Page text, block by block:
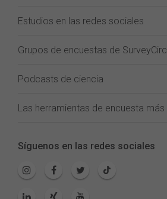
Estudios en las redes sociales
Grupos de encuestas de
Podcasts de ciencia
Las herramientas de encuesta
Síguenos en las redes sociales